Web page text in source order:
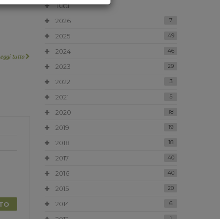
tutto
Tutti
2026
7
2025 49
2024 46
2023 29
2022 3
2021 5
2020 18
2019 19
2018 18
2017 40
2016 40
2015 20
2014 6